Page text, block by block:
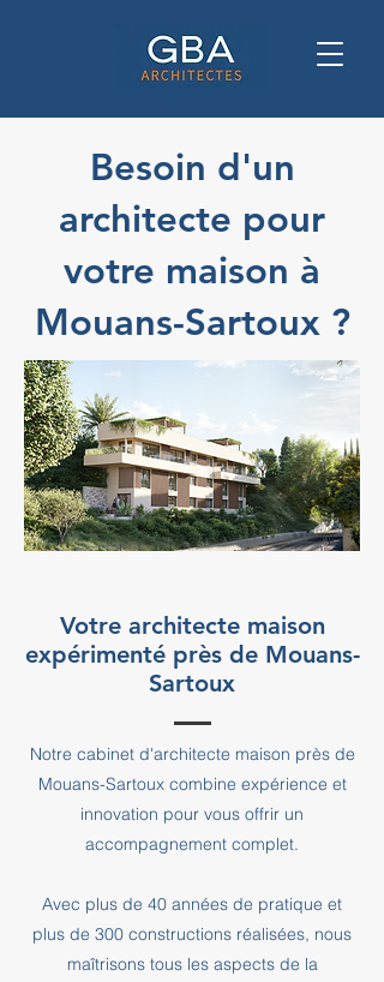
Besoin d'un
architecte pour
votre maison à
Mouans-Sartoux ?
Votre architecte maison
expérimenté près de Mouans-
Sartoux
Notre cabinet d'architecte maison près de
Mouans-Sartoux combine expérience et
innovation pour vous offrir un
accompagnement complet.
Avec plus de 40 années de pratique et
plus de 300 constructions réalisées, nous
maîtrisons tous les aspects de la